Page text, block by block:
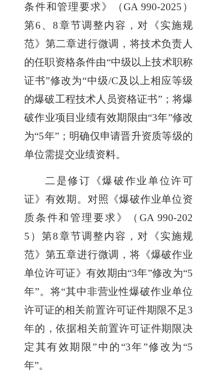
条件和管理要求》（ GA 990-2025 ）
第6 、8章节调整内容，对《实施规
范》第二章进行微调，将技术负责人
的任职资格条件由“中级以上技术职称
证书”修改为“中级/C及以上相应等级
的爆破工程技术人员资格证书”；将爆
破作业项目业绩有效期限由“3年”修改
为“5年”；明确仅申请晋升资质等级的
单位需提交业绩资料。
二是修订《爆破作业单位许可
证》有效期。 对照《爆破作业单位资
质条件和管理要求》（ GA 990-202
5 ）第8章节调整内容，对《实施规
范》第五章进行微调，将《爆破作业
单位许可证》有效期由“3年”修改为“5
年”。将“其中非营业性爆破作业单位
许可证的相关前置许可证件期限不足3
年的，依据相关前置许可证件期限决
定其有效期限 ”中的 “3年 ”修改为 “5
年”。